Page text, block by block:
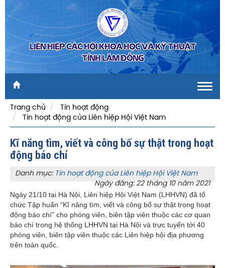
LIÊN HIỆP CÁC HỘI KHOA HỌC VÀ KỸ THUẬT
TỈNH LÂM ĐỒNG
Trang chủ
Tin hoạt động
Tin hoạt động của Liên hiệp Hội Việt Nam
Kĩ năng tìm, viết và công bố sự thật trong hoạt
động báo chí
Danh mục: Tin hoạt động của Liên hiệp Hội Việt Nam
Ngày đăng: 22 tháng 10 năm 2021
Ngày 21/10 tại Hà Nội, Liên hiệp Hội Việt Nam (LHHVN) đã tổ
chức Tập huấn “Kĩ năng tìm, viết và công bố sự thật trong hoạt
động báo chí” cho phóng viên, biên tập viên thuộc các cơ quan
báo chí trong hệ thống LHHVN tại Hà Nội và trực tuyến tới 40
phóng viên, biên tập viên thuộc các Liên hiệp hội địa phương
trên toàn quốc.